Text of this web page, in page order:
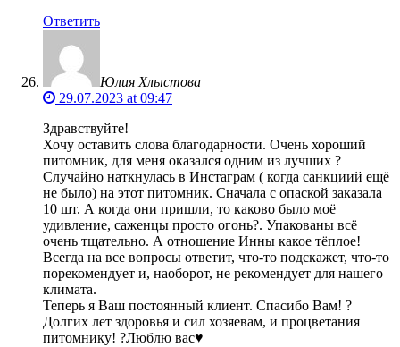
Ответить
Юлия Хлыстова
29.07.2023 at 09:47
Здравствуйте!
Хочу оставить слова благодарности. Очень хороший
питомник, для меня оказался одним из лучших ?
Случайно наткнулась в Инстаграм ( когда санкциий ещё
не было) на этот питомник. Сначала с опаской заказала
10 шт. А когда они пришли, то каково было моё
удивление, саженцы просто огонь?. Упакованы всё
очень тщательно. А отношение Инны какое тёплое!
Всегда на все вопросы ответит, что-то подскажет, что-то
порекомендует и, наоборот, не рекомендует для нашего
климата.
Теперь я Ваш постоянный клиент. Спасибо Вам! ?
Долгих лет здоровья и сил хозяевам, и процветания
питомнику! ?Люблю вас♥️